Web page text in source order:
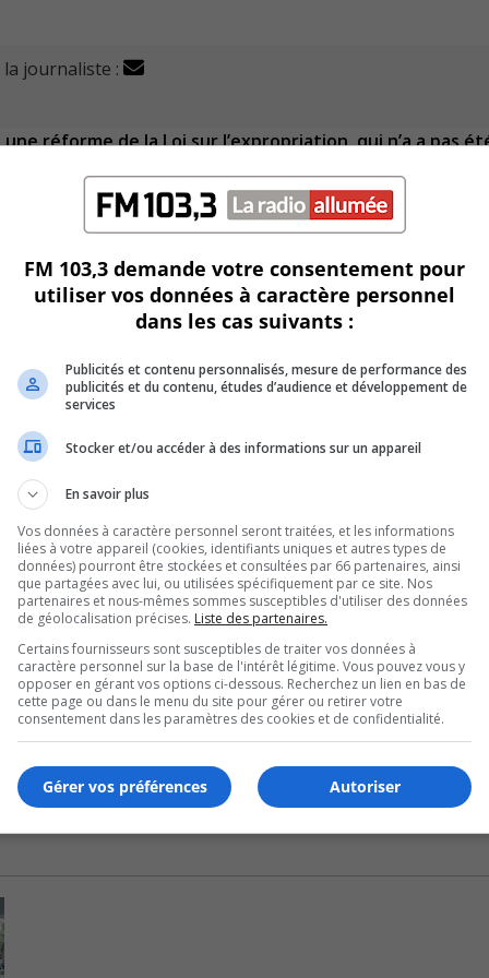
journaliste :
réforme de la Loi sur l’expropriation, qui n’a a pas
publiques tenues lors des consultations sur le projet
principalement aux fins d’allègement du fardeau
le calcule de l’indemnité versée aux personne
délais.
le développement du transport en commun ou la
chaque fois qu’un projet important est lancé.
de l’UMQ, Daniel Côté.
en s’assurant qu’une indemnisation juste et équitable
FM 103,3 demande votre consentement pour
utiliser vos données à caractère personnel
dans les cas suivants :
Publicités et contenu personnalisés, mesure de performance des
publicités et du contenu, études d’audience et développement de
services
Stocker et/ou accéder à des informations sur un appareil
En savoir plus
Vos données à caractère personnel seront traitées, et les informations
liées à votre appareil (cookies, identifiants uniques et autres types de
données) pourront être stockées et consultées par 66 partenaires, ainsi
que partagées avec lui, ou utilisées spécifiquement par ce site. Nos
partenaires et nous-mêmes sommes susceptibles d'utiliser des données
de géolocalisation précises. Liste des partenaires.
Certains fournisseurs sont susceptibles de traiter vos données à
caractère personnel sur la base de l'intérêt légitime. Vous pouvez vous y
opposer en gérant vos options ci-dessous. Recherchez un lien en bas de
cette page ou dans le menu du site pour gérer ou retirer votre
consentement dans les paramètres des cookies et de confidentialité.
Autoriser
Gérer vos préférences